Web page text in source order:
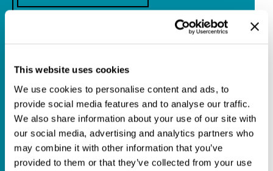
This website uses cookies
We use cookies to personalise content and ads, to
provide social media features and to analyse our traffic.
We also share information about your use of our site with
our social media, advertising and analytics partners who
may combine it with other information that you’ve
provided to them or that they’ve collected from your use
ROBERTOMARCHESINI
KARINANDRESEN